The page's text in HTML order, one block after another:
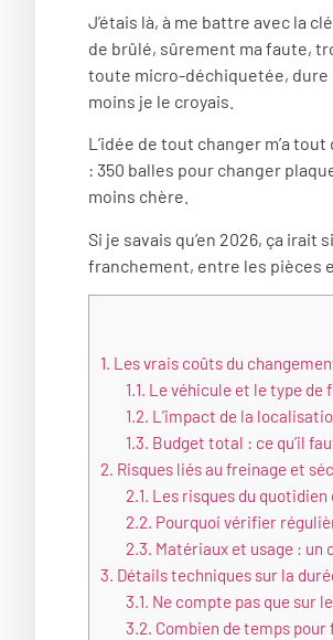
J’étais là, à me battre avec la
de brûlé, sûrement ma faute,
toute micro-déchiquetée, dure
moins je le croyais.
L’idée de tout changer m’a
: 350 balles pour changer
moins chère.
Si je savais qu’en 2026, ça irait
franchement, entre les pièces
1. Les vrais coûts du
1.1. Le véhicule et le type de
1.2. L’impact de la
1.3. Budget total : ce qu’il
2. Risques liés au freinage et
2.1. Les risques du quotidien
2.2. Pourquoi vérifier
2.3. Matériaux et usage : un
3. Détails techniques sur la
3.1. Ne compte pas que sur
3.2. Combien de temps pour